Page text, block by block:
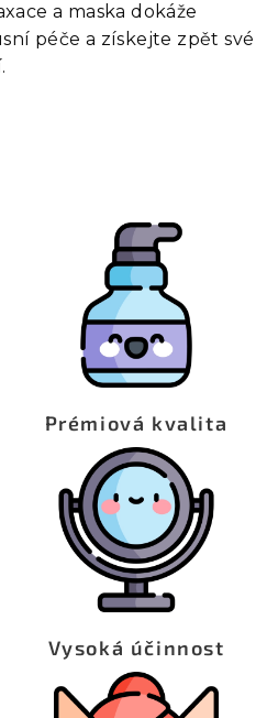
a maska dokáže
péče a získejte zpět své
Prémiová kvalita
Vysoká účinnost